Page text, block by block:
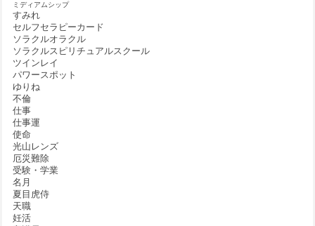
ミディアムシップ
すみれ
セルフセラピーカード
ソラクルオラクル
ソラクルスピリチュアルスクール
ツインレイ
パワースポット
ゆりね
不倫
仕事
仕事運
使命
光山レンズ
厄災難除
受験・学業
名月
夏目虎侍
天職
妊活